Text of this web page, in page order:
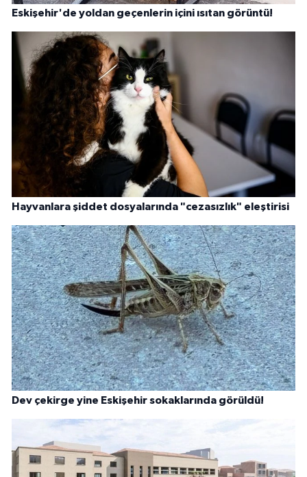
Eskişehir'de yoldan geçenlerin içini ısıtan görüntü!
Hayvanlara şiddet dosyalarında "cezasızlık" eleştirisi
Dev çekirge yine Eskişehir sokaklarında görüldü!